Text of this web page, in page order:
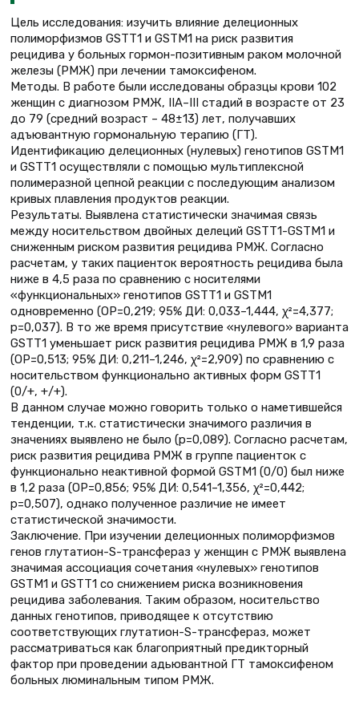
Цель исследования: изучить влияние делеционных
полиморфизмов GSTT1 и GSTM1 на риск развития
рецидива у больных гормон-позитивным раком молочной
железы (РМЖ) при лечении тамоксифеном.
Методы. В работе были исследованы образцы крови 102
женщин с диагнозом РМЖ, IIA–III стадий в возрасте от 23
до 79 (средний возраст – 48±13) лет, получавших
адъювантную гормональную терапию (ГТ).
Идентификацию делеционных (нулевых) генотипов GSTM1
и GSTT1 осуществляли с помощью мультиплексной
полимеразной цепной реакции с последующим анализом
кривых плавления продуктов реакции.
Результаты. Выявлена статистически значимая связь
между носительством двойных делеций GSTT1-GSTM1 и
сниженным риском развития рецидива РМЖ. Согласно
расчетам, у таких пациенток вероятность рецидива была
ниже в 4,5 раза по сравнению с носителями
«функциональных» генотипов GSTT1 и GSTM1
одновременно (ОР=0,219; 95% ДИ: 0,033–1,444, χ²=4,377;
p=0,037). В то же время присутствие «нулевого» варианта
GSTT1 уменьшает риск развития рецидива РМЖ в 1,9 раза
(ОР=0,513; 95% ДИ: 0,211–1,246, χ²=2,909) по сравнению с
носительством функционально активных форм GSTT1
(0/+, +/+).
В данном случае можно говорить только о наметившейся
тенденции, т.к. статистически значимого различия в
значениях выявлено не было (р=0,089). Согласно расчетам,
риск развития рецидива РМЖ в группе пациенток с
функционально неактивной формой GSTМ1 (0/0) был ниже
в 1,2 раза (ОР=0,856; 95% ДИ: 0,541–1,356, χ²=0,442;
p=0,507), однако полученное различие не имеет
статистической значимости.
Заключение. При изучении делеционных полиморфизмов
генов глутатион-S-трансфераз у женщин с РМЖ выявлена
значимая ассоциация сочетания «нулевых» генотипов
GSTM1 и GSTT1 со снижением риска возникновения
рецидива заболевания. Таким образом, носительство
данных генотипов, приводящее к отсутствию
соответствующих глутатион-S-трансфераз, может
рассматриваться как благоприятный предикторный
фактор при проведении адьювантной ГТ тамоксифеном
больных люминальным типом РМЖ.